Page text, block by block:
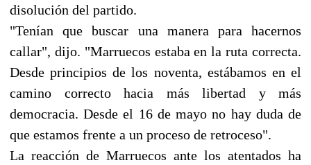
disolución del partido.
"Tenían que buscar una manera para hacernos
callar", dijo. "Marruecos estaba en la ruta correcta.
Desde principios de los noventa, estábamos en el
camino correcto hacia más libertad y más
democracia. Desde el 16 de mayo no hay duda de
que estamos frente a un proceso de retroceso".
La reacción de Marruecos ante los atentados ha